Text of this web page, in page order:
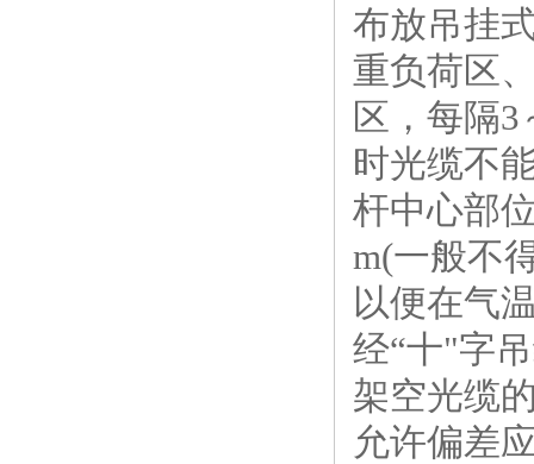
布放吊挂
重负荷区
区，每隔
时光缆不
杆中心部
m(一般不
以便在气
经“十"字
架空光缆
允许偏差